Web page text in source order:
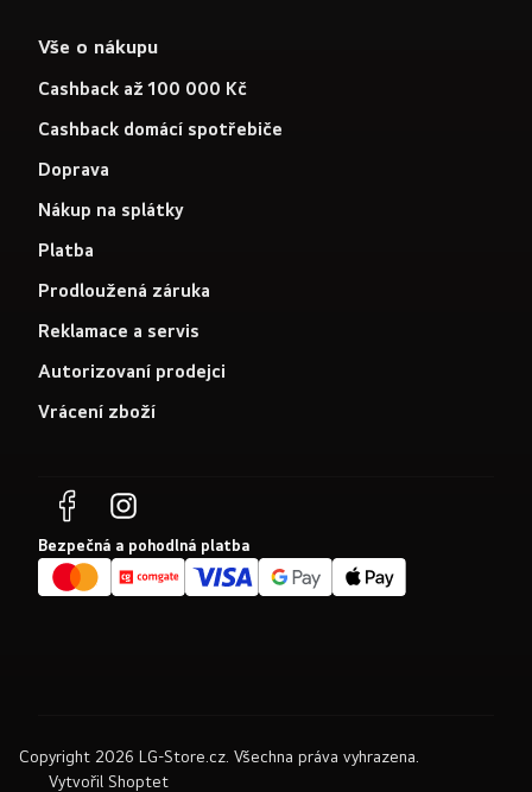
Vše o nákupu
Cashback až 100 000 Kč
Cashback domácí spotřebiče
Doprava
Nákup na splátky
Platba
Prodloužená záruka
Reklamace a servis
Autorizovaní prodejci
Vrácení zboží
Bezpečná a pohodlná platba
Vytvořil Shoptet
Copyright 2026 LG-Store.cz . Všechna práva vyhrazena.